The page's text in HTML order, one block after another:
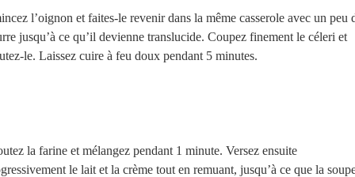
l’oignon et faites-le revenir dans la même casserole avec un peu
jusqu’à ce qu’il devienne translucide. Coupez finement le céleri et
le. Laissez cuire à feu doux pendant 5 minutes.
la farine et mélangez pendant 1 minute. Versez ensuite
le lait et la crème tout en remuant, jusqu’à ce que la